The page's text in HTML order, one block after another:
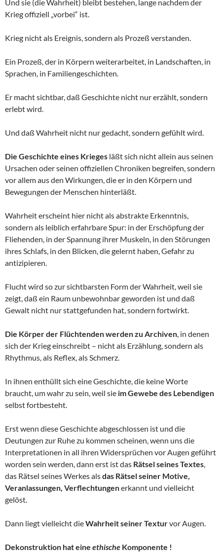
Und sie (die Wahrheit) bleibt bestehen, lange nachdem der
Krieg offiziell „vorbei“ ist.
Krieg nicht als Ereignis, sondern als Prozeß verstanden.
Ein Prozeß, der in Körpern weiterarbeitet, in Landschaften, in
Sprachen, in Familiengeschichten.
Er macht sichtbar, daß Geschichte nicht nur erzählt, sondern
erlebt wird.
Und daß Wahrheit nicht nur gedacht, sondern gefühlt wird.
Die Geschichte eines Krieges läßt sich nicht allein aus seinen
Ursachen oder seinen offiziellen Chroniken begreifen, sondern
vor allem aus den Wirkungen, die er in den Körpern und
Bewegungen der Menschen hinterläßt.
Wahrheit erscheint hier nicht als abstrakte Erkenntnis,
sondern als leiblich erfahrbare Spur: in der Erschöpfung der
Fliehenden, in der Spannung ihrer Muskeln, in den Störungen
ihres Schlafs, in den Blicken, die gelernt haben, Gefahr zu
antizipieren.
Flucht wird so zur sichtbarsten Form der Wahrheit, weil sie
zeigt, daß ein Raum unbewohnbar geworden ist und daß
Gewalt nicht nur stattgefunden hat, sondern fortwirkt.
Die Körper der Flüchtenden werden zu Archiven, in denen
sich der Krieg einschreibt – nicht als Erzählung, sondern als
Rhythmus, als Reflex, als Schmerz.
In ihnen enthüllt sich eine Geschichte, die keine Worte
braucht, um wahr zu sein, weil sie imGewebe des Lebendigen
selbst fortbesteht.
Erst wenn diese Geschichte abgeschlossen ist und die
Deutungen zur Ruhe zu kommen scheinen, wenn uns die
Interpretationen in all ihren Widersprüchen vor Augen geführt
worden sein werden, dann erst ist das Rätsel seines Textes,
das Rätsel seines Werkes alsdas Rätselseiner Motive,
Veranlassungen, Verflechtungenerkannt und vielleicht
gelöst.
Dann liegt vielleicht dieWahrheit seiner Texturvor Augen.
Dekonstruktion hat eine ethische Komponente !